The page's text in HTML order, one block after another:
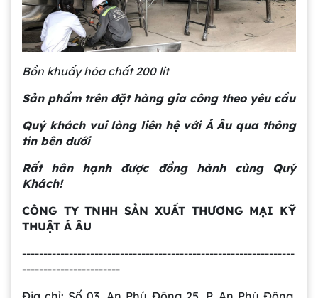
Bồn khuấy hóa chất 200 lít
Sản phẩm trên đặt hàng gia công theo yêu cầu
Quý khách vui lòng liên hệ với Á Âu qua thông
tin bên dưới
Rất hân hạnh được đồng hành cùng Quý
Khách!
CÔNG TYTNHH SẢN XUẤT THƯƠNG MẠI KỸ
THUẬT Á ÂU
----------------------------------------------------------------
-----------------------
Gia công bồn khuấy, silo chứa nguyên liệu
Bồn khuấy công nghiệp là gì? Ứng dụng, cấu
tạo và cách chọn mua hiệu quả
Cho Ngành Sơn Phủ
Dự án máy khuấy trộn bồn bể công nghiệp